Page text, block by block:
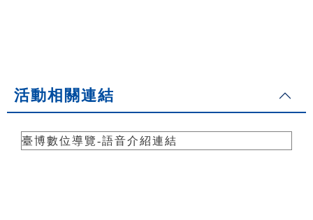
活動相關連結
臺博數位導覽-語音介紹連結